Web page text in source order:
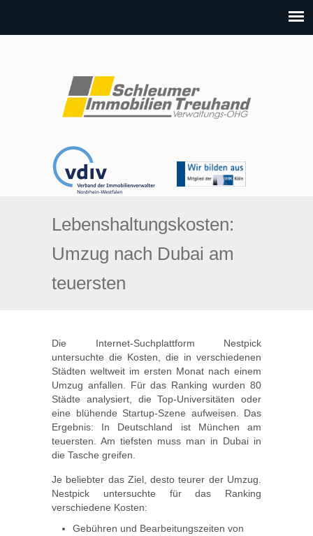
Lebenshaltungskosten:
Umzug nach Dubai am
teuersten
Die Internet-Suchplattform Nestpick
untersuchte die Kosten, die in verschiedenen
Städten weltweit im ersten Monat nach einem
Umzug anfallen. Für das Ranking wurden 80
Städte analysiert, die Top-Universitäten oder
eine blühende Startup-Szene aufweisen. Das
Ergebnis: In Deutschland ist München am
teuersten. Am tiefsten muss man in Dubai in
die Tasche greifen.
Je beliebter das Ziel, desto teurer der Umzug.
Nestpick untersuchte für das Ranking
verschiedene Kosten:
Gebühren und Bearbeitungszeiten von